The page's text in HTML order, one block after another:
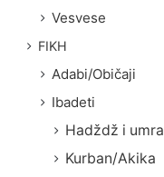
Vesvese
FIKH
Adabi/Običaji
Ibadeti
Hadždž i umra
Kurban/Akika